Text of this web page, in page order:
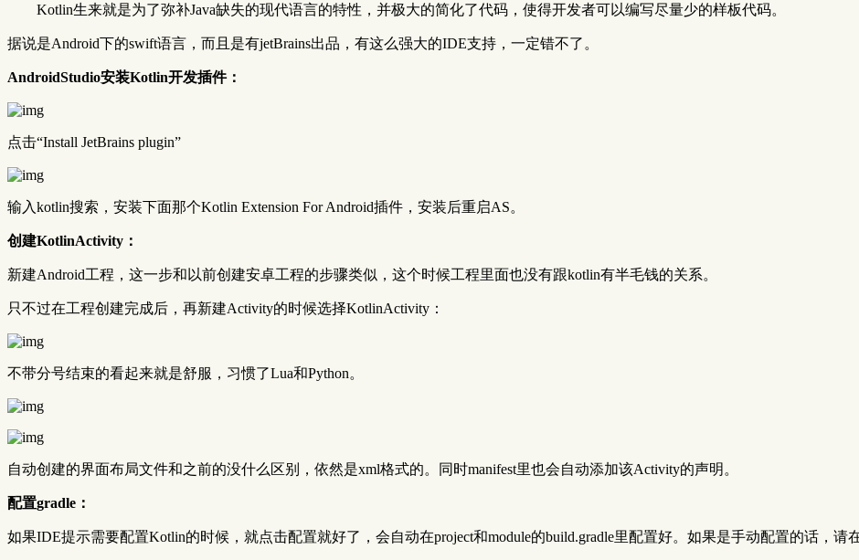
Kotlin生来就是为了弥补Java缺失的现代语言的特性，并极大的简化了代码，使得开发者可以编写尽量少的样板代码。
据说是Android下的swift语言，而且是有jetBrains出品，有这么强大的IDE支持，一定错不了。
AndroidStudio安装Kotlin开发插件：
点击“Install JetBrains plugin”
输入kotlin搜索，安装下面那个Kotlin Extension For Android插件，安装后重启AS。
创建KotlinActivity：
新建Android工程，这一步和以前创建安卓工程的步骤类似，这个时候工程里面也没有跟kotlin有半毛钱的关系。
只不过在工程创建完成后，再新建Activity的时候选择KotlinActivity：
不带分号结束的看起来就是舒服，习惯了Lua和Python。
自动创建的界面布局文件和之前的没什么区别，依然是xml格式的。同时manifest里也会自动添加该Activity的声明。
配置gradle：
如果IDE提示需要配置Kotlin的时候，就点击配置就好了，会自动在project和module的build.gradle里配置好。如果是手动配置的话，请在